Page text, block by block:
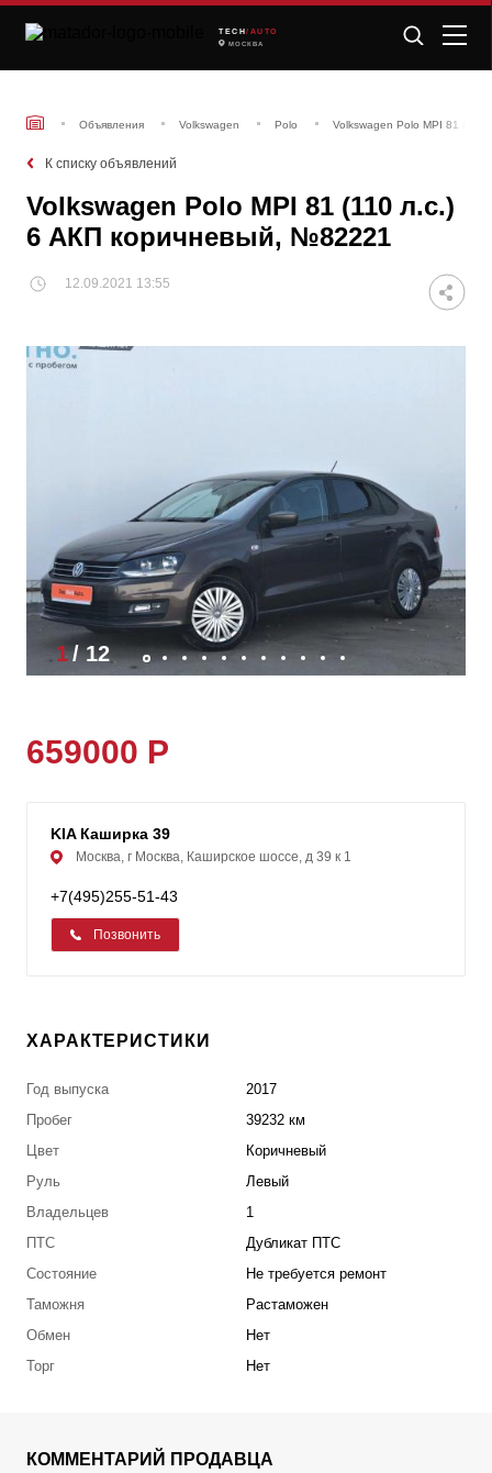
TECH /AUTO
МОСКВА
Объявления Volkswagen Polo Volkswagen Polo MPI 81
К списку объявлений
Volkswagen Polo MPI 81 (110 л.с.)
6 АКП коричневый, №82221
12.09.2021 13:55
1/12
659000 Р
KIA Каширка 39
Москва, г Москва, Каширское шоссе, д 39 к 1
+7(495)255-51-43
Позвонить
ХАРАКТЕРИСТИКИ
Год выпуска
2017
Пробег
39232 км
Цвет
Коричневый
Руль
Левый
Владельцев
1
ПТС
Дубликат ПТС
Состояние
Не требуется ремонт
Таможня
Растаможен
Обмен
Нет
Торг
Нет
КОММЕНТАРИЙ ПРОДАВЦА